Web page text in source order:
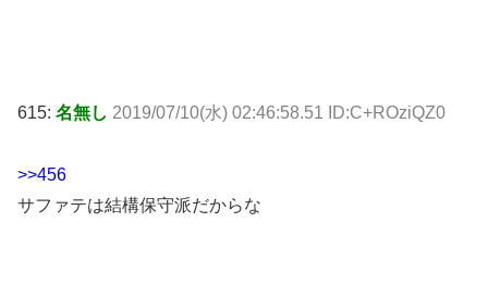
615: 名無し 2019/07/10(水) 02:46:58.51 ID:C+ROziQZ0
>>456
サファテは結構保守派だからな